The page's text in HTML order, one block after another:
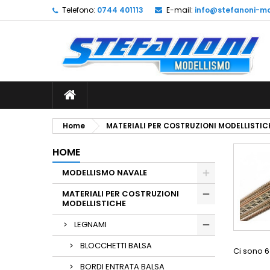
Telefono: 0744 401113 E-mail: info@stefanoni-
Home MATERIALI PER COSTRUZIONI
HOME
MODELLISMO NAVALE
MATERIALI PER COSTRUZIONI
MODELLISTICHE
LEGNAMI
BLOCCHETTI BALSA
BORDI ENTRATA BALSA
Ci sono